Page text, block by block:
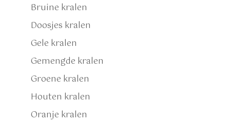
Bruine kralen
Doosjes kralen
Gele kralen
Gemengde kralen
Groene kralen
Houten kralen
Oranje kralen